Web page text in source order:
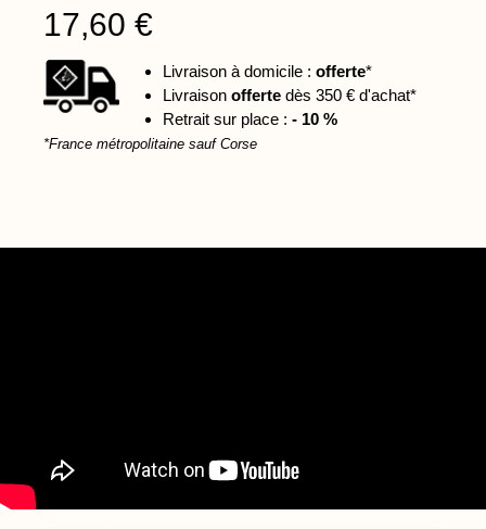
17,60 €
Livraison à domicile : offerte*
Livraison offerte dès 350 € d'achat*
Retrait sur place : - 10 %
*France métropolitaine sauf Corse